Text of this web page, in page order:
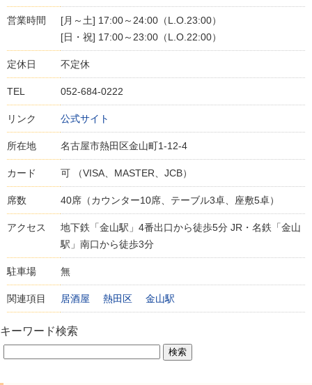
営業時間
[月～土] 17:00～24:00（L.O.23:00）
[日・祝] 17:00～23:00（L.O.22:00）
定休日 不定休
TEL 052-684-0222
リンク 公式サイト
所在地 名古屋市熱田区金山町1-12-4
カード 可 （VISA、MASTER、JCB）
席数 40席（カウンター10席、テーブル3卓、座敷5卓）
アクセス
地下鉄「金山駅」4番出口から徒歩5分 JR・名鉄「金山
駅」南口から徒歩3分
駐車場 無
関連項目 居酒屋 熱田区 金山駅
キーワード検索